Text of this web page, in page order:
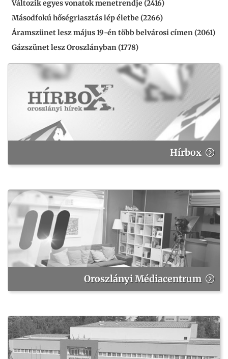
Változik egyes vonatok menetrendje (2416)
Másodfokú hőségriasztás lép életbe (2266)
Áramszünet lesz május 19-én több belvárosi címen (2061)
Gázszünet lesz Oroszlányban (1778)
Hírbox
Oroszlányi Médiacentrum